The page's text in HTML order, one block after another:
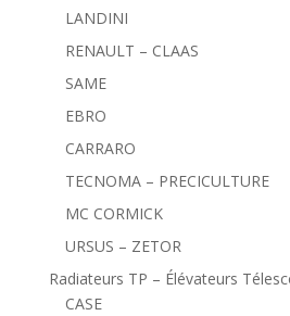
LANDINI
RENAULT – CLAAS
SAME
EBRO
CARRARO
TECNOMA – PRECICULTURE
MC CORMICK
URSUS – ZETOR
Radiateurs TP – Élévateurs
CASE